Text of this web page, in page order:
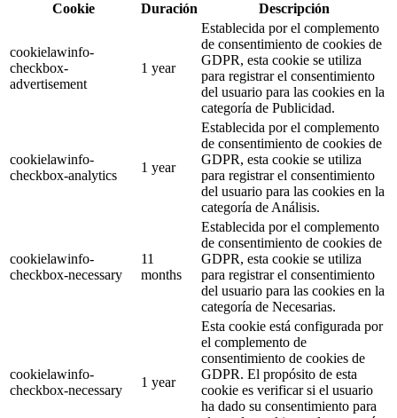
Cookie
Duración Descripción
cookielawinfo-
checkbox-
advertisement
1 year
Establecida por el complemento
de consentimiento de cookies de
GDPR, esta cookie se utiliza
para registrar el consentimiento
del usuario para las cookies en la
categoría de Publicidad.
cookielawinfo-
checkbox-analytics
1 year
Establecida por el complemento
de consentimiento de cookies de
GDPR, esta cookie se utiliza
para registrar el consentimiento
del usuario para las cookies en la
categoría de Análisis.
cookielawinfo-
checkbox-necessary
11
months
Establecida por el complemento
de consentimiento de cookies de
GDPR, esta cookie se utiliza
para registrar el consentimiento
del usuario para las cookies en la
categoría de Necesarias.
cookielawinfo-
checkbox-necessary
1 year
Esta cookie está configurada por
el complemento de
consentimiento de cookies de
GDPR. El propósito de esta
cookie es verificar si el usuario
ha dado su consentimiento para